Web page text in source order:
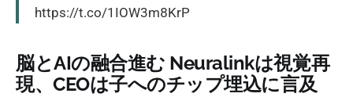
https://t.co/1IOW3m8KrP
脳とAIの融合進む Neuralinkは視覚再
現、CEOは子へのチップ埋込に言及